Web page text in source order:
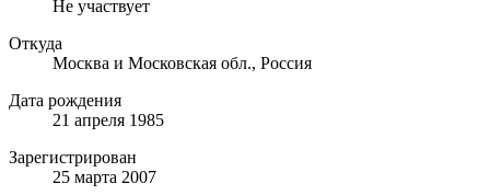
Не участвует
Откуда
Москва и Московская обл., Россия
Дата рождения
21 апреля 1985
Зарегистрирован
25 марта 2007